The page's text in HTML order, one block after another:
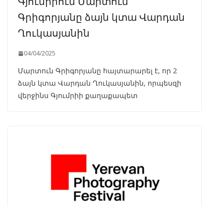
Գրիգորյանը ձայն կտա Վարդան
Ղուկասյանին
04/04/2025
Մարտուն Գրիգորյանը հայտարարել է, որ 2
ձայն կտա Վարդան Ղուկասյանին, որպեսզի
վերջինս Գյումրիի քաղաքապետ